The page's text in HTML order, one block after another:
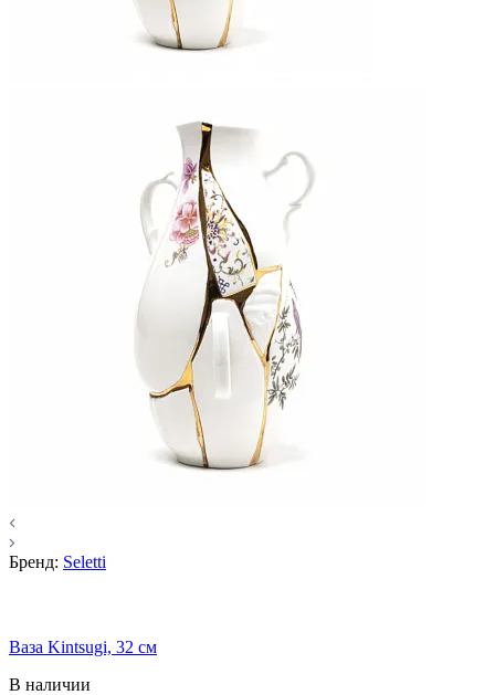
Бренд: Seletti
Ваза Kintsugi, 32 см
В наличии